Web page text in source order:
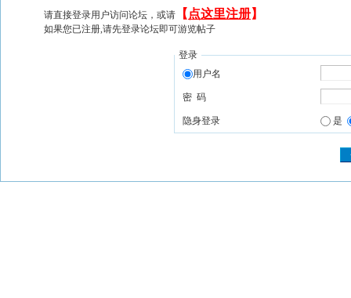
请直接登录用户访问论坛，或请 【 点这里注册】
如果您已注册,请先登录论坛即可游览帖子
登录
用户名
密 码
隐身登录 是